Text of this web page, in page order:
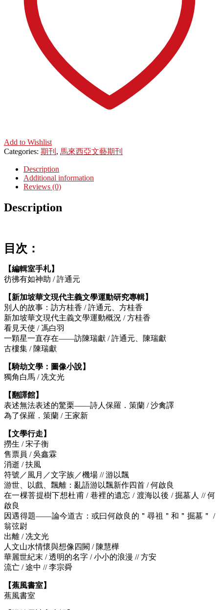
Add to Wishlist
Categories: 期刊 , 馬來西亞文藝期刊
Description
Additional information
Reviews (0)
Description
目次：
【編輯室手札】
彷彿有如神助 / 許通元
【新加坡華文現代主義文學運動研究專輯】
別人的故事：訪方桂香 / 許通元、方桂香
新加坡華文現代主義文學運動概況 / 方桂香
看見天使 / 馮白羽
一顆星一直存在——訪陳瑞獻 / 許通元、陳瑞獻
古樓集 / 陳瑞獻
【騎劫文學：圖像小說】
獨角白馬 / 冼文光
【翻譯館】
表述無法表述的驚栗——詩人保羅．策蘭 / 沙禽譯
為了保羅．策蘭 / 王家新
【文學行走】
撈生 / 宋子衡
售票員 / 吳鑫霖
消逝 / 扶風
符號／風月／文字族／機場 // 游以飄
游世、以戲、飄離：亂語游以飄新作四首 / 何啟良
在一棵菩提樹下想杜甫 / 巷裡的遺忘 / 渡海以後 / 掘墓人 // 何
啟良
因遇得題——論今道古：或曰何啟良的＂尋祖＂和＂掘墓＂ /
翁弦尉
出離 / 冼文光
人文山水情懷與想像四闕 / 陳慧樺
華麗世紀末 / 透明的名字 / 小小的浪漫 // 方安
流亡 / 途中 // 李宗舜
【蕉風書室】
蕉風書室